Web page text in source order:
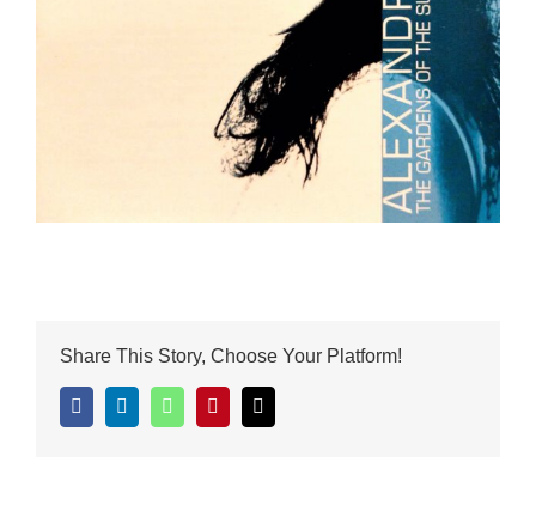
Share This Story, Choose Your Platform!
FacebookLinkedInWhatsAppPinterest
Mail